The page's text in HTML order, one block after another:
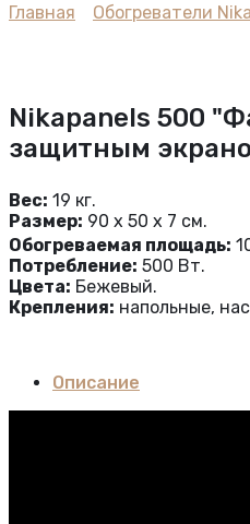
Главная
Обогреватели
Nikapanels 500
защитным
Вес: 19 кг.
Размер: 90 x 50 x 7 см.
Обогреваемая площадь:
Потребление: 500 Вт.
Цвета: Бежевый.
Крепления: напольные,
Описание